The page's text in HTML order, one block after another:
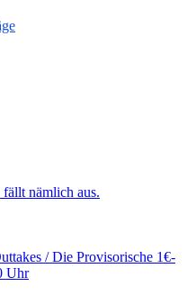
nämlich aus.
/ Die Provisorische 1€-
Uhr